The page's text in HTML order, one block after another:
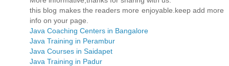
this blog makes the readers more enjoyable.keep add more
info on your page.
Java Coaching Centers in Bangalore
Java Training in Perambur
Java Courses in Saidapet
Java Training in Padur